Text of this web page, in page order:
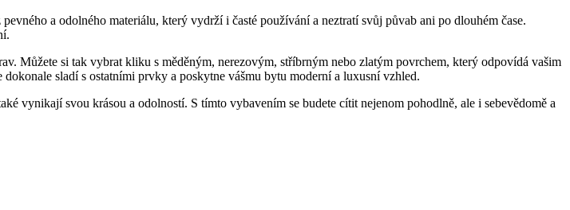
a odolného materiálu, který vydrží ⁣i časté používání a neztratí svůj půvab ani po dlouhém čase.
Můžete si tak vybrat kliku s měděným, nerezovým,⁤ stříbrným‍ nebo zlatým povrchem, který odpovídá‌ vašim
sladí s ‍ostatními prvky a poskytne vášmu bytu moderní a luxusní vzhled.
vynikají⁣ svou krásou a odolností. S tímto vybavením se budete cítit nejenom pohodlně, ale i sebevědomě a